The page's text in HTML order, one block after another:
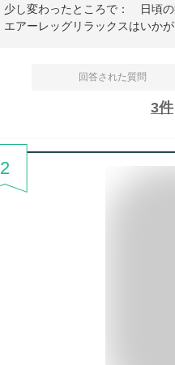
少し変わったところで： 日頃
エアーレッグリラックスはいか
回答された質問
3件
2